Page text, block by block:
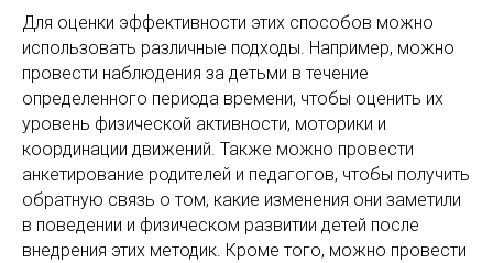
Для оценки эффективности этих способов можно
использовать различные подходы. Например, можно
провести наблюдения за детьми в течение
определенного периода времени, чтобы оценить их
уровень физической активности, моторики и
координации движений. Также можно провести
анкетирование родителей и педагогов, чтобы получить
обратную связь о том, какие изменения они заметили
в поведении и физическом развитии детей после
внедрения этих методик. Кроме того, можно провести